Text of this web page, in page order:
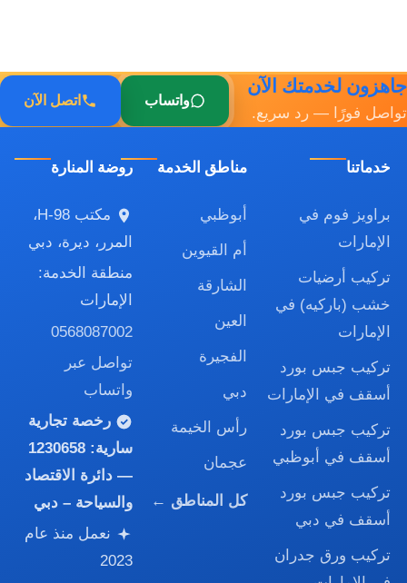
جاهزون لخدمتك الآن
تواصل فورًا — رد سريع.
واتساب اتصل الآن
خدماتنا
براويز فوم في
الإمارات
تركيب أرضيات
خشب (باركيه) في
الإمارات
تركيب جبس بورد
أسقف في الإمارات
تركيب جبس بورد
أسقف في أبوظبي
تركيب جبس بورد
أسقف في دبي
تركيب ورق جدران
مناطق الخدمة
أبوظبي
أم القيوين
الشارقة
العين
الفجيرة
دبي
رأس الخيمة
عجمان
كل المناطق ←
روضة المنارة
مكتب H-98،
المرر، ديرة، دبي
منطقة الخدمة:
الإمارات
0568087002
تواصل عبر
واتساب
رخصة تجارية
سارية:1230658
— دائرة الاقتصاد
والسياحة – دبي
نعمل منذ عام
2023